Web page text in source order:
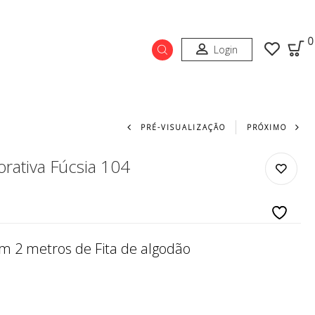
Login
0
Navegação do
PRÉ-VISUALIZAÇÃO PRÓXIMO
Fúcsia 104
2 metros de Fita de algodão